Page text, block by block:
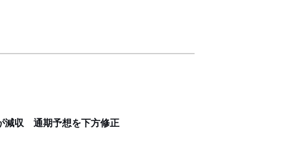
減収 通期予想を下方修正